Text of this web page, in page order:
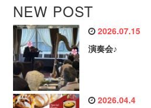
NEW POST
2026.07.15
演奏会♪
2026.04.4